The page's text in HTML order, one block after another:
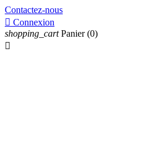
Contactez-nous
 Connexion
shopping_cart Panier (0)
